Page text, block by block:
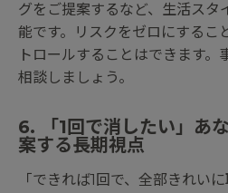
グをご提案するなど、生活スタ
能です。リスクをゼロにするこ
トロールすることはできます。
相談しましょう。
6. 「1回で消したい」あ
案する長期視点
「できれば1回で、全部きれい